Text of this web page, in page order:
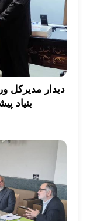
دیدار مدیرکل
بنیاد